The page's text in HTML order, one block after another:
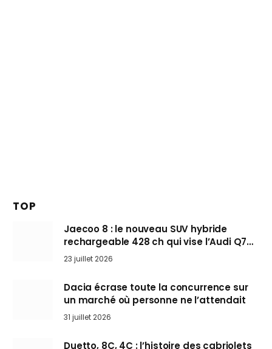
TOP
Jaecoo 8 : le nouveau SUV hybride
rechargeable 428 ch qui vise l’Audi Q7
arrive en Europe cet automne
23 juillet 2026
Dacia écrase toute la concurrence sur
un marché où personne ne l’attendait
31 juillet 2026
Duetto, 8C, 4C : l’histoire des cabriolets